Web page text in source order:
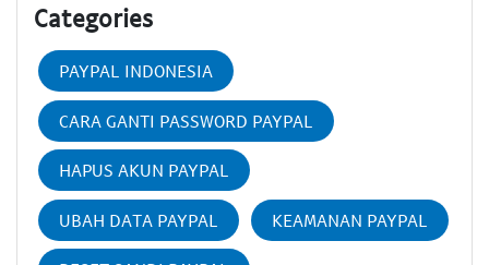
Categories
PAYPAL INDONESIA
CARA GANTI PASSWORD PAYPAL
HAPUS AKUN PAYPAL
UBAH DATA PAYPAL KEAMANAN PAYPAL